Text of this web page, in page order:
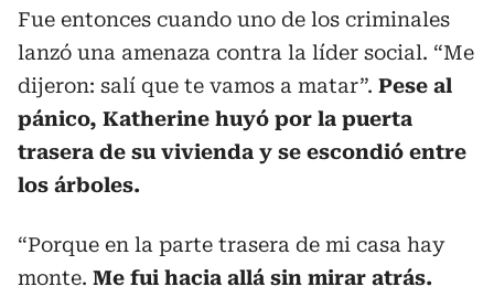
Fue entonces cuando uno de los criminales
lanzó una amenaza contra la líder social. “Me
dijeron: salí que te vamos a matar”. Pese al
pánico, Katherine huyó por la puerta
trasera de su vivienda y se escondió entre
los árboles.
“Porque en la parte trasera de mi casa hay
monte. Me fui hacia allá sin mirar atrás.